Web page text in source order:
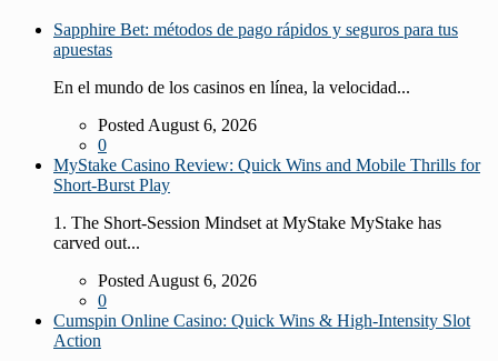
Sapphire Bet: métodos de pago rápidos y seguros para tus
apuestas
En el mundo de los casinos en línea, la velocidad...
Posted August 6, 2026
0
MyStake Casino Review: Quick Wins and Mobile Thrills for
Short‑Burst Play
1. The Short‑Session Mindset at MyStake MyStake has
carved out...
Posted August 6, 2026
0
Cumspin Online Casino: Quick Wins & High‑Intensity Slot
Action